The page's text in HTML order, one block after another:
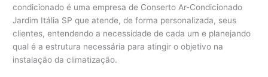
condicionado é uma empresa de Conserto Ar-Condicionado
Jardim Itália SP que atende, de forma personalizada, seus
clientes, entendendo a necessidade de cada um e planejando
qual é a estrutura necessária para atingir o objetivo na
instalação da climatização.